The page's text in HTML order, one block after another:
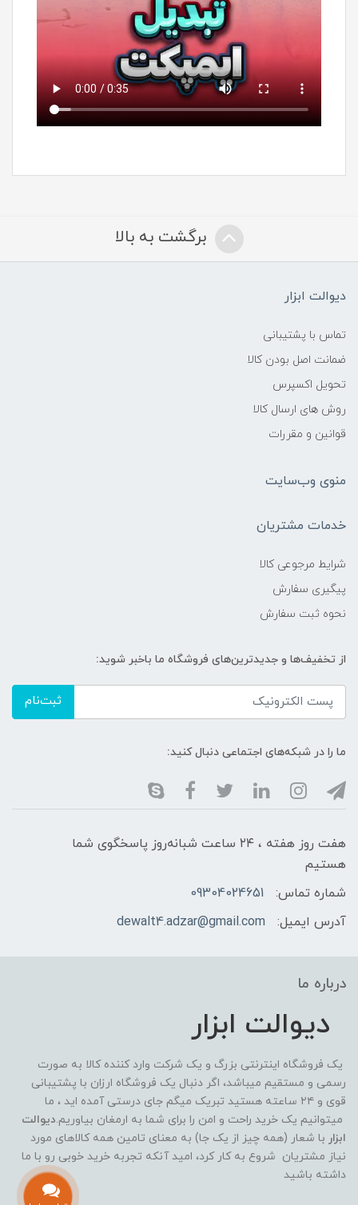
برگشت به بالا
دیوالت ابزار
تماس با پشتیبانی
ضمانت اصل بودن کالا
تحویل اکسپرس
روش های ارسال کالا
قوانین و مقررات
منوی وب‌سایت
خدمات مشتریان
شرایط مرجوعی کالا
پیگیری سفارش
نحوه ثبت سفارش
از تخفیف‌ها و جدیدترین‌های فروشگاه ما باخبر شوید:
ثبت‌نام
ما را در شبکه‌های اجتماعی دنبال کنید:
هفت روز هفته ، ۲۴ ساعت شبانه‌روز پاسخگوی شما
هستیم
شماره تماس:
09304024651
آدرس ایمیل:
dewalt4.adzar@gmail.com
درباره ما
دیوالت ابزار
یک فروشگاه اینترنتی بزرگ و یک شرکت وارد کننده کالا به صورت
رسمی و مستقیم میباشد، اگر دنبال یک فروشگاه ارزان با پشتیبانی
قوی و ۲۴ ساعته هستید تبریک میگم جای درستی آمده اید ، ما
میتوانیم یک خرید راحت و امن را برای شما به ارمغان بیاوریم.دیوالت
ابزار با شعار (همه چیز از یک جا) به معنای تامین همه کالاهای مورد
نیاز مشتریان شروع به کار کرد، امید آنکه تجربه خرید خوبی رو با ما
داشته باشید